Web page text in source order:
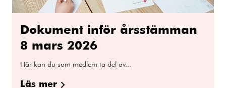
Dokument inför årsstämman
8 mars 2026
Här kan du som medlem ta del av...
Läs mer